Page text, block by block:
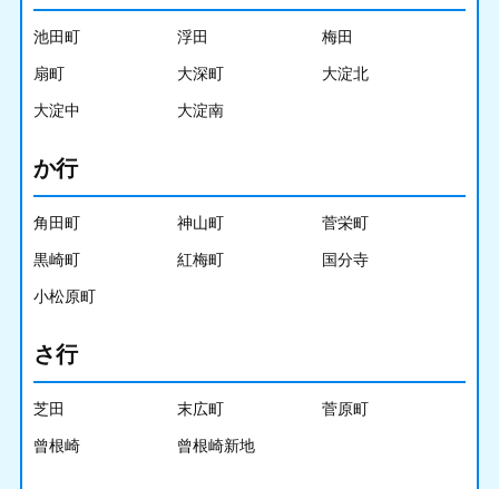
池田町 浮田 梅田
扇町 大深町 大淀北
大淀中 大淀南
か行
角田町 神山町 菅栄町
黒崎町 紅梅町 国分寺
小松原町
さ行
芝田 末広町 菅原町
曾根崎 曾根崎新地